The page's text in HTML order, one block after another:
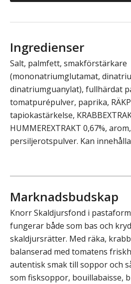
Ingredienser
Salt, palmfett, smakförstärkare
(mononatriumglutamat,
dinatriumguanylat), fullhärdat
tomatpurépulver, paprika,
tapiokastärkelse,
HUMMEREXTRAKT 0,67%,
persiljerotspulver. Kan innehålla
Marknadsbudskap
Knorr Skaldjursfond i
fungerar både som bas och
skaldjursrätter. Med räka,
balanserad med tomatens
autentisk smak till soppor och
som fisksoppor, bouillabaisse,